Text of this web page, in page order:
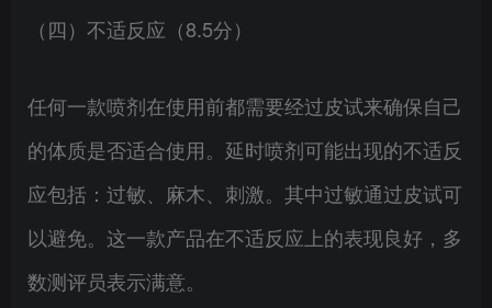
（四）不适反应（8.5分）
任何一款喷剂在使用前都需要经过皮试来确保自己
的体质是否适合使用。延时喷剂可能出现的不适反
应包括：过敏、麻木、刺激。其中过敏通过皮试可
以避免。这一款产品在不适反应上的表现良好，多
数测评员表示满意。